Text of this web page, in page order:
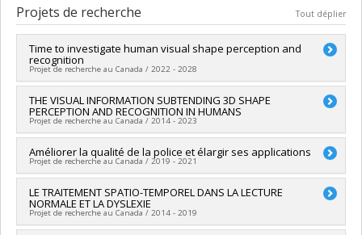
Cycle : Doctorat
Diplôme obtenu :Ph. D.
Lien vers le document dans Papyrus
Projets de recherche Tout déplier
Time to investigate human visual shape perception and
recognition
Projet de recherche au Canada / 2022 - 2028
Chercheur principal :Martin Arguin
Sources de financement :CRSNG/Conseil de recherches en
sciences naturelles et génie du Canada (CRSNG)
subvention à la découverte individuelle ou de groupe
THE VISUAL INFORMATION SUBTENDING 3D SHAPE
PERCEPTION AND RECOGNITION IN HUMANS
Projet de recherche au Canada / 2014 - 2023
Chercheur principal : Martin Arguin
Sources de financement :CRSNG/Conseil de recherches en
sciences naturelles et génie du Canada (CRSNG)
Programmes de subvention :PVX20965-(RGP) Programme de
subvention à la découverte individuelle ou de groupe
Améliorer la qualité de la police et élargir ses applications
Projet de recherche au Canada / 2019 - 2021
Chercheur principal :Martin Arguin
Sources de financement :
Innovation
LE TRAITEMENT SPATIO-TEMPOREL DANS LA LECTURE
NORMALE ET LA DYSLEXIE
Projet de recherche au Canada / 2014 - 2019